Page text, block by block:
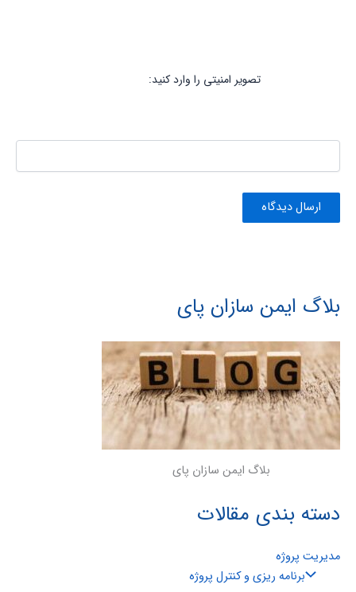
تصویر امنیتی را وارد کنید:
بلاگ ایمن سازان پای
بلاگ ایمن سازان پای
دسته بندی مقالات
مدیریت پروژه
برنامه ریزی و کنترل پروژه